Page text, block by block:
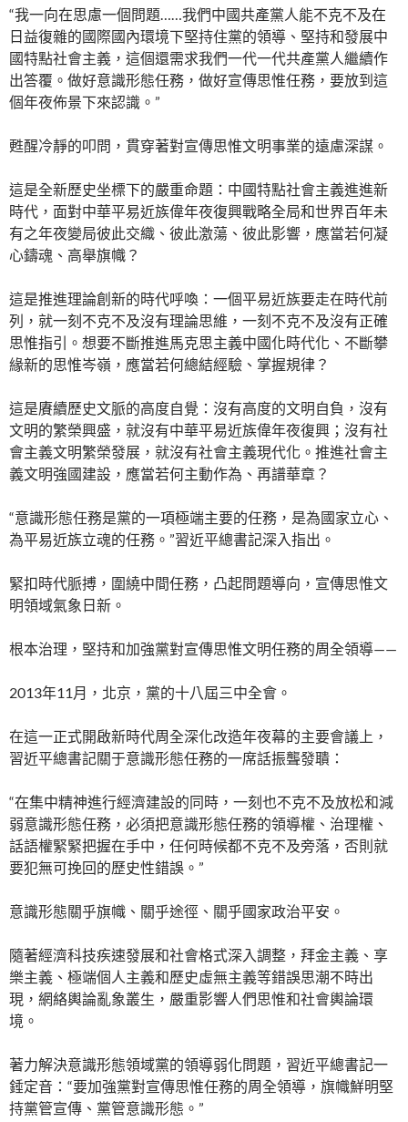
“我一向在思慮一個問題……我們中國共產黨人能不克不及在
日益復雜的國際國內環境下堅持住黨的領導、堅持和發展中
國特點社會主義，這個還需求我們一代一代共產黨人繼續作
出答覆。做好意識形態任務，做好宣傳思惟任務，要放到這
個年夜佈景下來認識。”
甦醒冷靜的叩問，貫穿著對宣傳思惟文明事業的遠慮深謀。
這是全新歷史坐標下的嚴重命題：中國特點社會主義進進新
時代，面對中華平易近族偉年夜復興戰略全局和世界百年未
有之年夜變局彼此交織、彼此激蕩、彼此影響，應當若何凝
心鑄魂、高舉旗幟？
這是推進理論創新的時代呼喚：一個平易近族要走在時代前
列，就一刻不克不及沒有理論思維，一刻不克不及沒有正確
思惟指引。想要不斷推進馬克思主義中國化時代化、不斷攀
緣新的思惟岑嶺，應當若何總結經驗、掌握規律？
這是賡續歷史文脈的高度自覺：沒有高度的文明自負，沒有
文明的繁榮興盛，就沒有中華平易近族偉年夜復興；沒有社
會主義文明繁榮發展，就沒有社會主義現代化。推進社會主
義文明強國建設，應當若何主動作為、再譜華章？
“意識形態任務是黨的一項極端主要的任務，是為國家立心、
為平易近族立魂的任務。”習近平總書記深入指出。
緊扣時代脈搏，圍繞中間任務，凸起問題導向，宣傳思惟文
明領域氣象日新。
根本治理，堅持和加強黨對宣傳思惟文明任務的周全領導——
2013年11月，北京，黨的十八屆三中全會。
在這一正式開啟新時代周全深化改造年夜幕的主要會議上，
習近平總書記關于意識形態任務的一席話振聾發聵：
“在集中精神進行經濟建設的同時，一刻也不克不及放松和減
弱意識形態任務，必須把意識形態任務的領導權、治理權、
話語權緊緊把握在手中，任何時候都不克不及旁落，否則就
要犯無可挽回的歷史性錯誤。”
意識形態關乎旗幟、關乎途徑、關乎國家政治平安。
隨著經濟科技疾速發展和社會格式深入調整，拜金主義、享
樂主義、極端個人主義和歷史虛無主義等錯誤思潮不時出
現，網絡輿論亂象叢生，嚴重影響人們思惟和社會輿論環
境。
著力解決意識形態領域黨的領導弱化問題，習近平總書記一
錘定音：“要加強黨對宣傳思惟任務的周全領導，旗幟鮮明堅
持黨管宣傳、黨管意識形態。”